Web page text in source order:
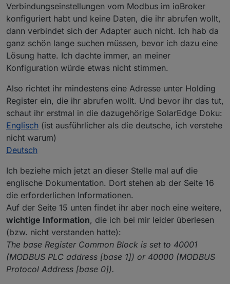
Verbindungseinstellungen vom Modbus im ioBroker
konfiguriert habt und keine Daten, die ihr abrufen wollt,
dann verbindet sich der Adapter auch nicht. Ich hab da
ganz schön lange suchen müssen, bevor ich dazu eine
Lösung hatte. Ich dachte immer, an meiner
Konfiguration würde etwas nicht stimmen.
Also richtet ihr mindestens eine Adresse unter Holding
Register ein, die ihr abrufen wollt. Und bevor ihr das tut,
schaut ihr erstmal in die dazugehörige SolarEdge Doku:
Englisch (ist ausführlicher als die deutsche, ich verstehe
nicht warum)
Deutsch
Ich beziehe mich jetzt an dieser Stelle mal auf die
englische Dokumentation. Dort stehen ab der Seite 16
die erforderlichen Informationen.
Auf der Seite 15 unten findet ihr aber noch eine weitere,
wichtige Information, die ich bei mir leider überlesen
(bzw. nicht verstanden hatte):
The base Register Common Block is set to 40001
(MODBUS PLC address [base 1]) or 40000 (MODBUS
Protocol Address [base 0]).